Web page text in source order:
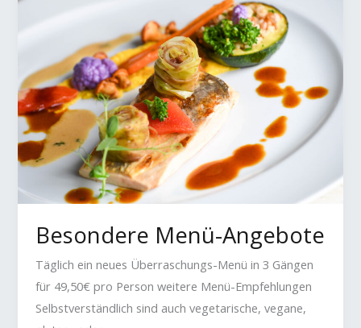
Besondere Menü-Angebote
Täglich ein neues Überraschungs-Menü in 3 Gängen
für 49,50€ pro Person weitere Menü-Empfehlungen
Selbstverständlich sind auch vegetarische, vegane,